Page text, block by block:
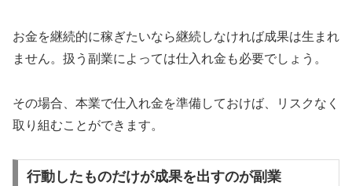
お金を継続的に稼ぎたいなら継続しなければ成果は生まれ
ません。扱う副業によっては仕入れ金も必要でしょう。
その場合、本業で仕入れ金を準備しておけば、リスクなく
取り組むことができます。
行動したものだけが成果を出すのが副業